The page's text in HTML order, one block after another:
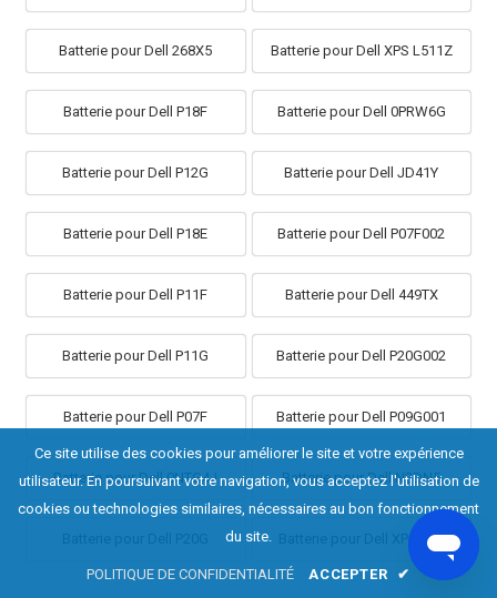
Batterie pour Dell 268X5 Batterie pour Dell XPS L511Z
Batterie pour Dell P18F Batterie pour Dell 0PRW6G
Batterie pour Dell P12G Batterie pour Dell JD41Y
Batterie pour Dell P18E Batterie pour Dell P07F002
Batterie pour Dell P11F Batterie pour Dell 449TX
Batterie pour Dell P11G Batterie pour Dell P20G002
Batterie pour Dell P07F Batterie pour Dell P09G001
Batterie pour Dell 0NTG4J Batterie pour Dell N2DN5
Batterie pour Dell XPS 15z
Ce site utilise des cookies pour améliorer le site et votre expérience
utilisateur. En poursuivant votre navigation, vous acceptez l'utilisation de
cookies ou technologies similaires, nécessaires au bon fonctionnement
du site.
POLITIQUE DE CONFIDENTIALITÉ ACCEPTER ✔